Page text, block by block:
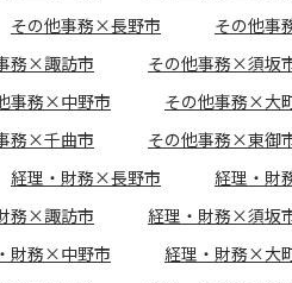
その他事務×長野市 その他事
務×諏訪市 その他事務×須坂
事務×中野市 その他事務×大
務×千曲市 その他事務×東御
経理・財務×長野市 経理・財
務×諏訪市 経理・財務×須坂
財務×中野市 経理・財務×大